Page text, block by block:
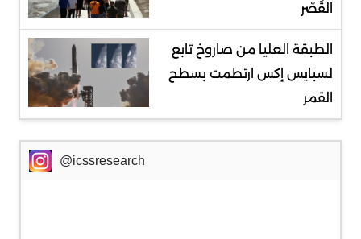
القُصّر
الطبقة العليا من صاروخ تابع
لسبايس إكس ارتطمت بسطح
القمر
@icssresearch